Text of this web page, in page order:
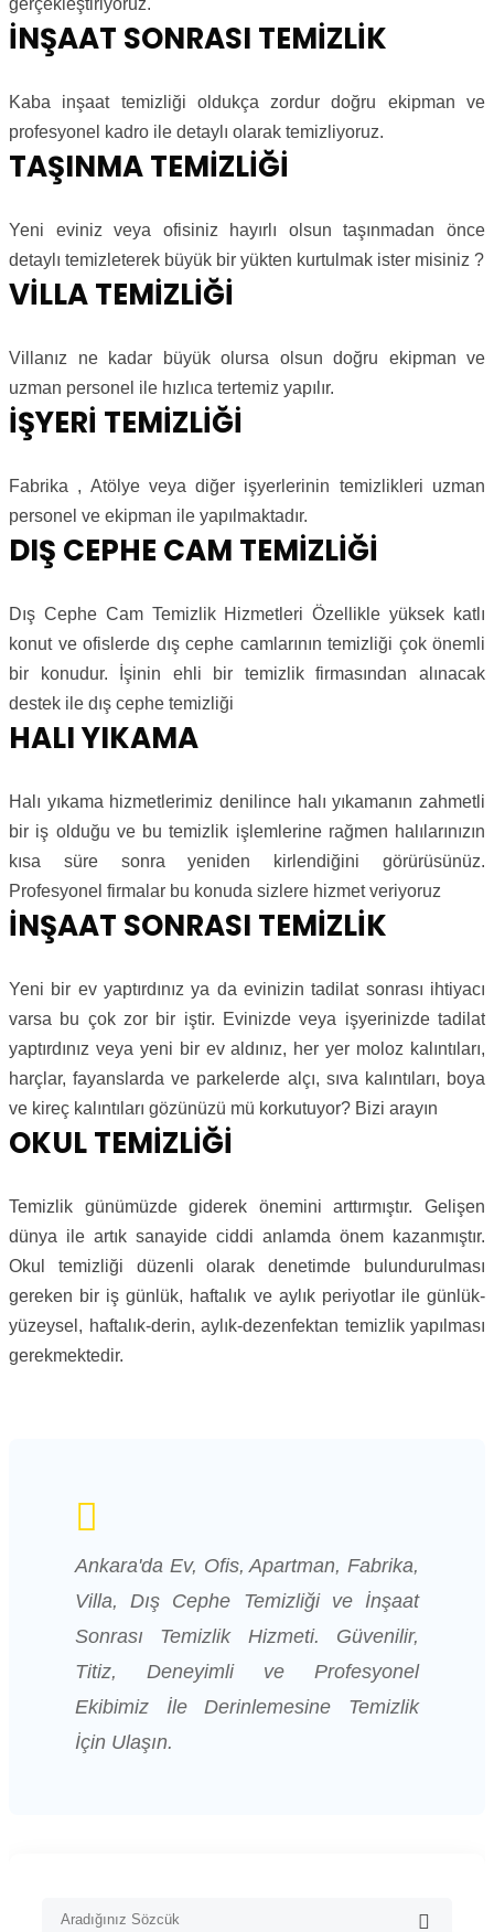
İNŞAAT SONRASI TEMİZLİK
Kaba inşaat temizliği oldukça zordur doğru ekipman ve
profesyonel kadro ile detaylı olarak temizliyoruz.
TAŞINMA TEMİZLİĞİ
Yeni eviniz veya ofisiniz hayırlı olsun taşınmadan önce
detaylı temizleterek büyük bir yükten kurtulmak ister misiniz ?
VİLLA TEMİZLİĞİ
Villanız ne kadar büyük olursa olsun doğru ekipman ve
uzman personel ile hızlıca tertemiz yapılır.
İŞYERİ TEMİZLİĞİ
Fabrika , Atölye veya diğer işyerlerinin temizlikleri uzman
personel ve ekipman ile yapılmaktadır.
DIŞ CEPHE CAM TEMİZLİĞİ
Dış Cephe Cam Temizlik Hizmetleri Özellikle yüksek katlı
konut ve ofislerde dış cephe camlarının temizliği çok önemli
bir konudur. İşinin ehli bir temizlik firmasından alınacak
destek ile dış cephe temizliği
HALI YIKAMA
Halı yıkama hizmetlerimiz denilince halı yıkamanın zahmetli
bir iş olduğu ve bu temizlik işlemlerine rağmen halılarınızın
kısa süre sonra yeniden kirlendiğini görürüsünüz.
Profesyonel firmalar bu konuda sizlere hizmet veriyoruz
İNŞAAT SONRASI TEMİZLİK
Yeni bir ev yaptırdınız ya da evinizin tadilat sonrası ihtiyacı
varsa bu çok zor bir iştir. Evinizde veya işyerinizde tadilat
yaptırdınız veya yeni bir ev aldınız, her yer moloz kalıntıları,
harçlar, fayanslarda ve parkelerde alçı, sıva kalıntıları, boya
ve kireç kalıntıları gözünüzü mü korkutuyor? Bizi arayın
OKUL TEMİZLİĞİ
Temizlik günümüzde giderek önemini arttırmıştır. Gelişen
dünya ile artık sanayide ciddi anlamda önem kazanmıştır.
Okul temizliği düzenli olarak denetimde bulundurulması
gereken bir iş günlük, haftalık ve aylık periyotlar ile günlük-
yüzeysel, haftalık-derin, aylık-dezenfektan temizlik yapılması
gerekmektedir.
Ankara'da Ev, Ofis, Apartman, Fabrika,
Villa, Dış Cephe Temizliği ve İnşaat
Sonrası Temizlik Hizmeti. Güvenilir,
Titiz, Deneyimli ve Profesyonel
Ekibimiz İle Derinlemesine Temizlik
İçin Ulaşın.